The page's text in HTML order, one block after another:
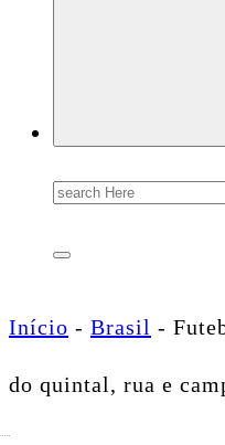
Search
for:
Início - Brasil -
do quintal, rua e